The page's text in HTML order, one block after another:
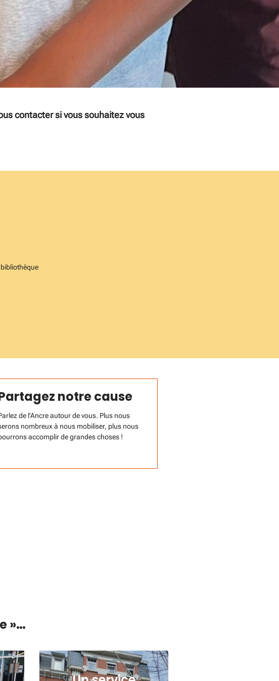
contacter si vous souhaitez vous
notre cause
de l’Ancre autour de vous. Plus nous
nombreux à nous mobiliser, plus nous
accomplir de grandes choses !
»…